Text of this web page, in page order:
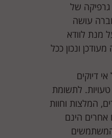
גרפיקה של
עושה
מנת לוודא
ונכון ככל
דיוקים
טעויות. לתשומת
המלצות וחוות
הינם